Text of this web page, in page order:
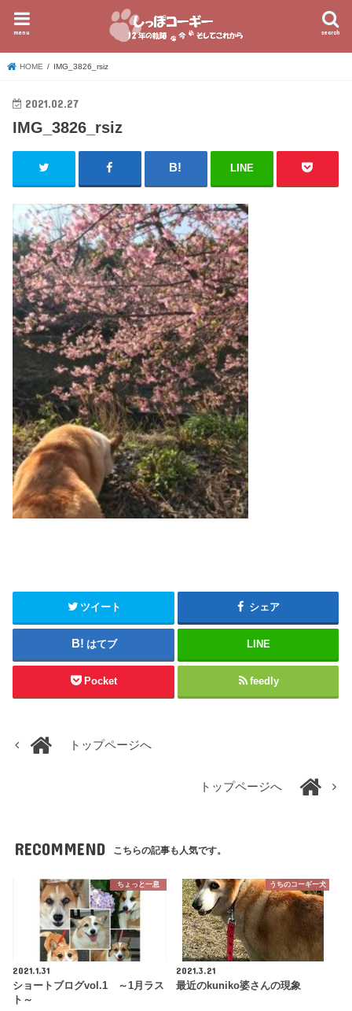
search
menu
HOME IMG_3826_rsiz
2021.02.27
IMG_3826_rsiz
LINE
ツイート シェア
はてブ LINE
Pocket feedly
トップページへ
トップページへ
RECOMMEND こちらの記事も人気です。
ちょっと一息
2021.1.31
ショートブログvol.1 ～1月ラス
ト～
うちのコーギー犬
2021.3.21
最近のkuniko婆さんの現象